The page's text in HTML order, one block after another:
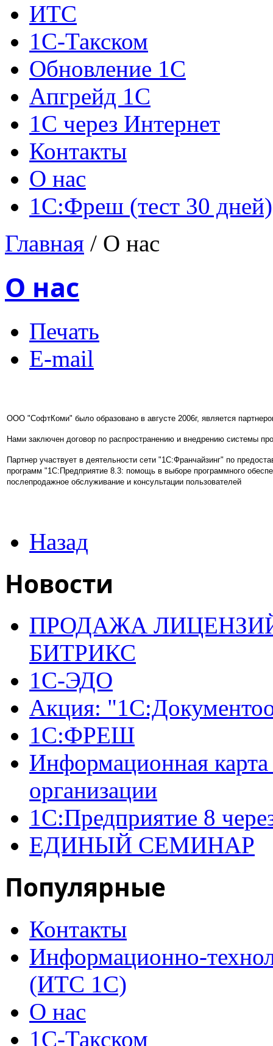
ИТС
1С-Такском
Обновление 1С
Апгрейд 1С
1С через Интернет
Контакты
О нас
1С:Фреш (тест 30 дней)
Главная / О нас
О нас
Печать
E-mail
ООО "СофтКоми" было образовано в августе 2006г, является
Нами заключен договор по распространению и внедрению системы
Партнер участвует в деятельности сети "1С:Франчайзинг" по
программ "1С:Предприятие 8.3: помощь в выборе программного
послепродажное обслуживание и консультации пользователей
Назад
Новости
ПРОДАЖА
БИТРИКС
1С-ЭДО
Акция:
1С:ФРЕШ
Информационная
организации
1С:Предприятие 8
ЕДИНЫЙ СЕМИНАР
Популярные
Контакты
Информационно-
(ИТС 1С)
О нас
1С-Такском